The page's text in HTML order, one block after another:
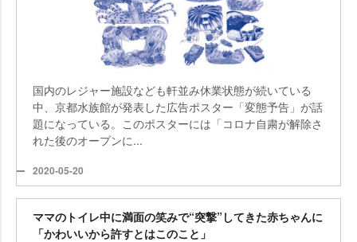
国内のレジャー施設なども軒並み休業状態が続いている
中、京都水族館が発表した広告ポスター「変態予告」が話
題になっている。このポスターには「コロナ自粛が解除さ
れた後のオープンに...
2020-05-20
ママのトイレ中に満面の笑みで“突撃”してきた赤ちゃんに
「かわいいから許すとはこのこと」